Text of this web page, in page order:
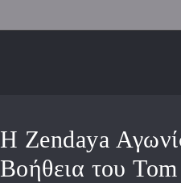
Η Zendaya
Βοήθεια του